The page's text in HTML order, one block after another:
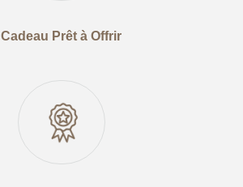
Cadeau Prêt à Offrir